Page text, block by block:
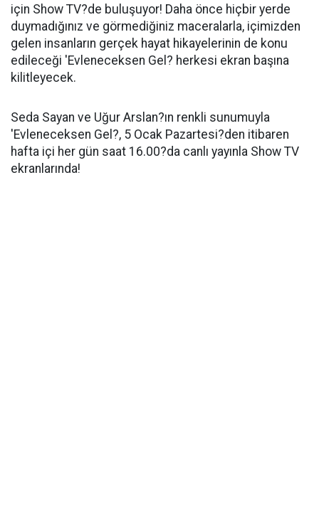
için Show TV?de buluşuyor! Daha önce hiçbir yerde
duymadığınız ve görmediğiniz maceralarla, içimizden
gelen insanların gerçek hayat hikayelerinin de konu
edileceği 'Evleneceksen Gel? herkesi ekran başına
kilitleyecek.
Seda Sayan ve Uğur Arslan?ın renkli sunumuyla
'Evleneceksen Gel?, 5 Ocak Pazartesi?den itibaren
hafta içi her gün saat 16.00?da canlı yayınla Show TV
ekranlarında!